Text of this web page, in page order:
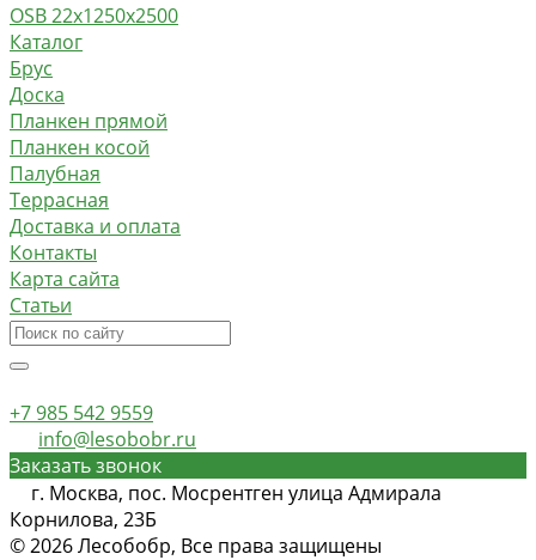
OSB 22х1250х2500
Каталог
Брус
Доска
Планкен прямой
Планкен косой
Палубная
Террасная
Доставка и оплата
Контакты
Карта сайта
Статьи
+7 985 542 9559
info@lesobobr.ru
Заказать звонок
г. Москва, пос. Мосрентген улица Адмирала
Корнилова, 23Б
© 2026 Лесобобр, Все права защищены